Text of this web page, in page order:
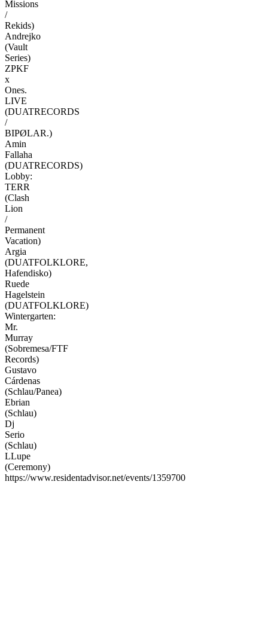
Missions
/
Rekids)
Andrejko
(Vault
Series)
ZPKF
x
Ones.
LIVE
(DUATRECORDS
/
BIPØLAR.)
Amin
Fallaha
(DUATRECORDS)
Lobby:
TERR
(Clash
Lion
/
Permanent
Vacation)
Argia
(DUATFOLKLORE,
Hafendisko)
Ruede
Hagelstein
(DUATFOLKLORE)
Wintergarten:
Mr.
Murray
(Sobremesa/FTF
Records)
Gustavo
Cárdenas
(Schlau/Panea)
Ebrian
(Schlau)
Dj
Serio
(Schlau)
LLupe
(Ceremony)
https://www.residentadvisor.net/events/1359700